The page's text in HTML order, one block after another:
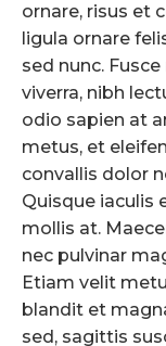
ornare, risus et
ligula ornare
sed nunc.
viverra, nibh
odio sapien at
metus, et
convallis dolor
Quisque iaculis
mollis at.
nec pulvinar
Etiam velit
blandit et
sed, sagittis